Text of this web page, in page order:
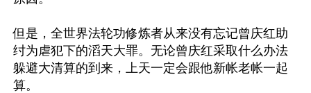
但是，全世界法轮功修炼者从来没有忘记曾庆红助
纣为虐犯下的滔天大罪。无论曾庆红采取什么办法
躲避大清算的到来，上天一定会跟他新帐老帐一起
算。